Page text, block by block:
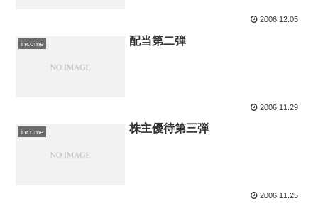
2006.12.05
income 配当第二弾
2006.11.29
income 株主優待第三弾
2006.11.25